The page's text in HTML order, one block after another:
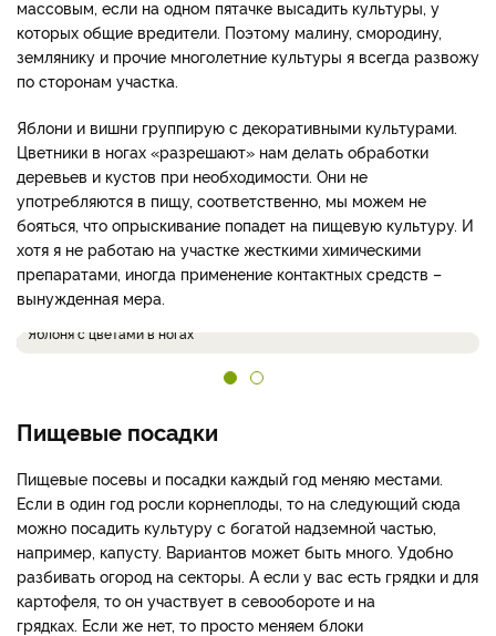
массовым, если на одном пятачке высадить культуры, у
которых общие вредители. Поэтому малину, смородину,
землянику и прочие многолетние культуры я всегда развожу
по сторонам участка.
Яблони и вишни группирую с декоративными культурами.
Цветники в ногах «разрешают» нам делать обработки
деревьев и кустов при необходимости. Они не
употребляются в пищу, соответственно, мы можем не
бояться, что опрыскивание попадет на пищевую культуру. И
хотя я не работаю на участке жесткими химическими
препаратами, иногда применение контактных средств –
вынужденная мера.
Яблоня с цветами в ногах
Пищевые посадки
Пищевые посевы и посадки каждый год меняю местами.
Если в один год росли корнеплоды, то на следующий сюда
можно посадить культуру с богатой надземной частью,
например, капусту. Вариантов может быть много. Удобно
разбивать огород на секторы. А если у вас есть грядки и для
картофеля, то он участвует в севообороте и на
грядках. Если же нет, то просто меняем блоки